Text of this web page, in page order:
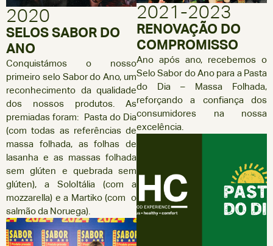
2020
SELOS SABOR DO
ANO
Conquistámos o nosso
primeiro selo Sabor do Ano, um
reconhecimento da qualidade
dos nossos produtos. As
premiadas foram: Pasta do Dia
(com todas as referências de
massa folhada, as folhas de
lasanha e as massas folhada
sem glúten e quebrada sem
glúten), a SoloItália (com a
mozzarella) e a Martiko (com o
salmão da Noruega).
2021-2023
RENOVAÇÃO DO
COMPROMISSO
Ano após ano, recebemos o
Selo Sabor do Ano para a Pasta
do Dia – Massa Folhada,
reforçando a confiança dos
consumidores na nossa
excelência.